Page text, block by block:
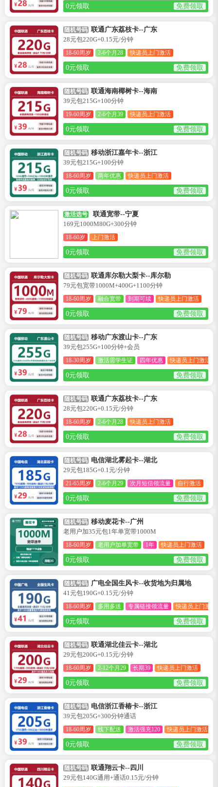
0元领取 免费领取
随机号码 联通广东荔枝卡--广东
28元包220G+0.15元/分钟
18-60周岁 2-6个月28 快递员上门激活
0元领取 免费领取
随机号码 联通海南椰树卡--海南
39元包215G+100分钟
19-60周岁 2-6个月39 快递员上门激活
0元领取 免费领取
随机号码 移动浙江嘉年卡--浙江
39元包215G+100分钟
18-60周岁 两年优惠 快递员上门激活
0元领取 免费领取
激活选号
联通宽带--宁夏
169元1000M80G+300分钟
18-60岁 上门激活
0元领取 免费领取
随机号码 联通库尔勒大梨卡--库尔勒
79元包宽带1000M+400G+1100分钟
18-60周岁 融合宽带 到期可续 快递员上门激活
0元领取 免费领取
随机号码 移动广东渡山卡--广东
39元包255G+100分钟+会员
18-30周岁 激活需学生证 四年优惠 快递员上门激活
0元领取 免费领取
随机号码 联通广东荔枝卡--广东
28元包220G+0.15元/分钟
18-60周岁 2-6个月28 快递员上门激活
0元领取 免费领取
随机号码 电信湖北雾起卡--湖北
29元包185G+0.1元/分钟
21-65周岁 2-6个月29 次月短信领流量 自行激活
0元领取 免费领取
随机号码 移动麦花卡--广州
老用户加35元包1年单宽带1000M
18-60周岁 老用户加单宽带 1年 快递员上门激活
0元领取 免费领取
随机号码 广电全国生风卡--收货地为归属地
41元包190G+0.15元/分钟
18-60周岁 多用多送 专属链接领流量 快递员上门激活
0元领取 免费领取
随机号码 联通湖北佳云卡--湖北
29元包200G+0.15元/分钟
18-60周岁 2-12个月29 长期39 快递员上门激活
0元领取 免费领取
随机号码 电信浙江香椿卡--浙江
39元包205G+300分钟通话
18-60周岁 线下配送 激活强充120 快递员上门激活
0元领取 免费领取
随机号码 联通翔云卡--四川
29元包140G通用+通话0.15元/分钟